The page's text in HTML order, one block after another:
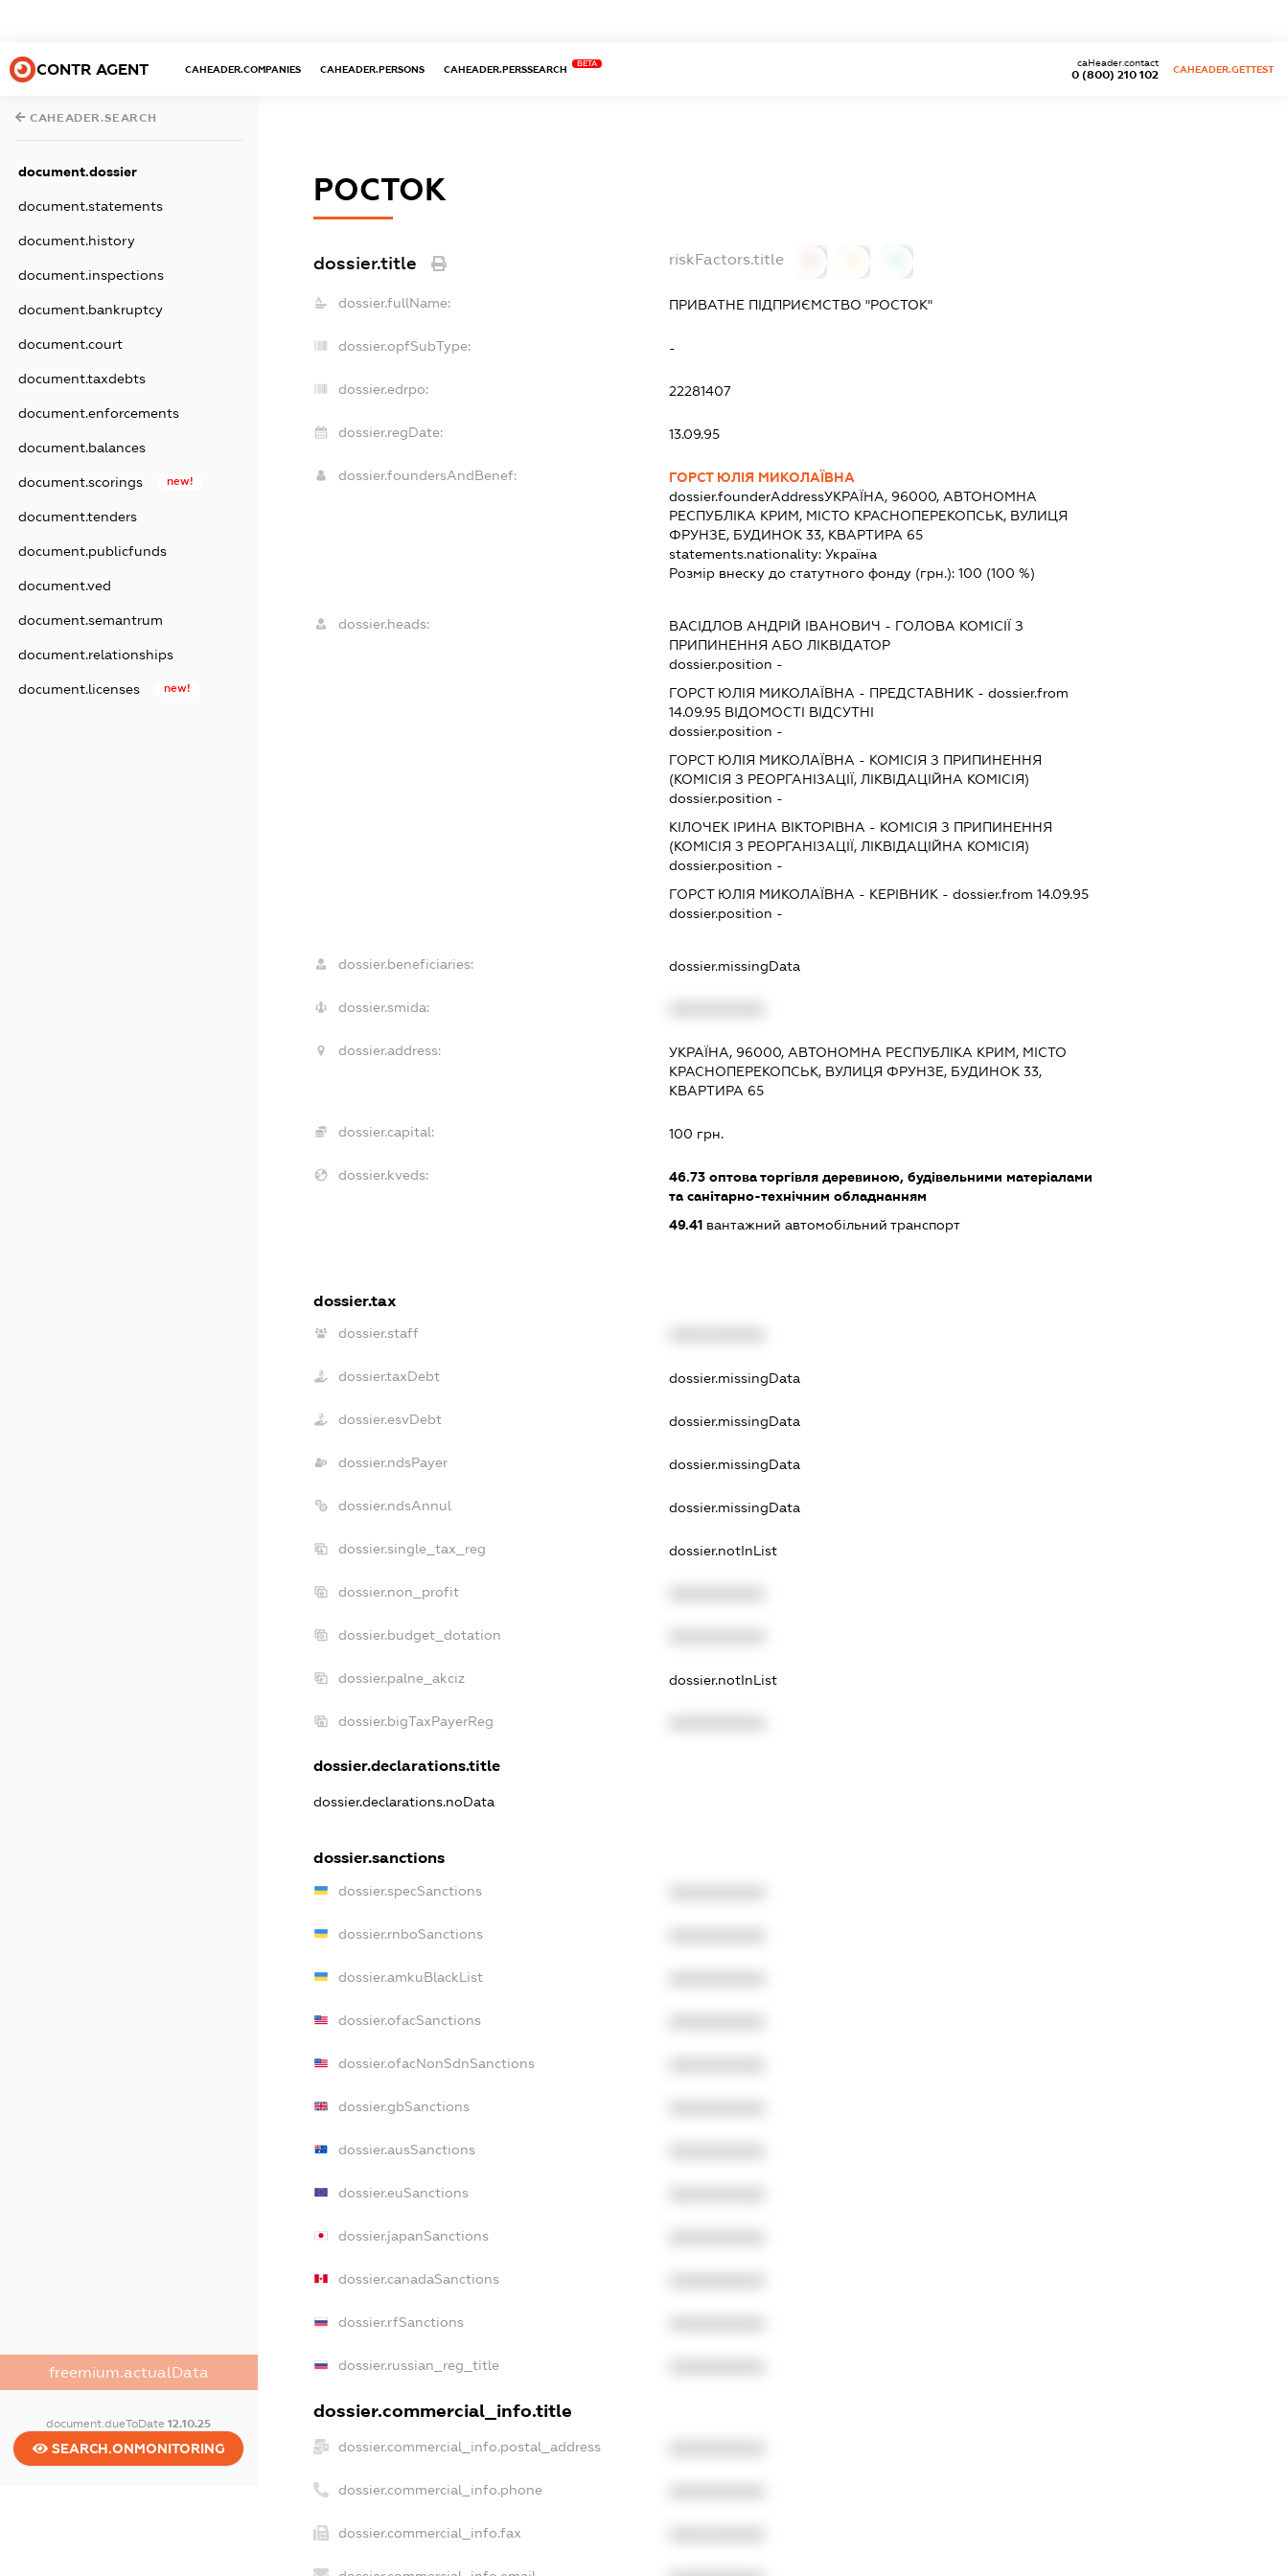
CONTR AGENT CAHEADER.COMPANIES CAHEADER.PERSONS CAHEADER.PERSSEARCH
BETA
0 (800) 210 102
caHeader.contact
CAHEADER.GETTEST
CAHEADER.SEARCH
document.dossier
document.statements
document.history
document.inspections
document.bankruptcy
document.court
document.taxdebts
document.enforcements
document.balances
document.scorings new!
document.tenders
document.publicfunds
document.ved
document.semantrum
document.relationships
document.licenses new!
freemium.actualData
document.dueToDate12.10.25
SEARCH.ONMONITORING
РОСТОК
dossier.title riskFactors.title
dossier.fullName: ПРИВАТНЕ ПІДПРИЄМСТВО "РОСТОК"
dossier.opfSubType: -
dossier.edrpo: 22281407
dossier.regDate: 13.09.95
dossier.foundersAndBenef:
ГОРСТ ЮЛІЯ МИКОЛАЇВНА
dossier.founderAddressУКРАЇНА, 96000, АВТОНОМНА
РЕСПУБЛІКА КРИМ, МІСТО КРАСНОПЕРЕКОПСЬК, ВУЛИЦЯ
ФРУНЗЕ, БУДИНОК 33, КВАРТИРА 65
statements.nationality:Україна
Розмір внеску до статутного фонду (грн.):100 (100 %)
dossier.heads: ВАСІДЛОВ АНДРІЙ ІВАНОВИЧ - ГОЛОВА КОМІСІЇ З
ПРИПИНЕННЯ АБО ЛІКВІДАТОР
dossier.position -
ГОРСТ ЮЛІЯ МИКОЛАЇВНА - ПРЕДСТАВНИК - dossier.from
14.09.95 ВІДОМОСТІ ВІДСУТНІ
dossier.position -
ГОРСТ ЮЛІЯ МИКОЛАЇВНА - КОМІСІЯ З ПРИПИНЕННЯ
(КОМІСІЯ З РЕОРГАНІЗАЦІЇ, ЛІКВІДАЦІЙНА КОМІСІЯ)
dossier.position -
КІЛОЧЕК ІРИНА ВІКТОРІВНА - КОМІСІЯ З ПРИПИНЕННЯ
(КОМІСІЯ З РЕОРГАНІЗАЦІЇ, ЛІКВІДАЦІЙНА КОМІСІЯ)
dossier.position -
ГОРСТ ЮЛІЯ МИКОЛАЇВНА - КЕРІВНИК - dossier.from 14.09.95
dossier.position -
dossier.beneficiaries: dossier.missingData
dossier.smida:
dossier.address:
УКРАЇНА, 96000, АВТОНОМНА РЕСПУБЛІКА КРИМ, МІСТО
КРАСНОПЕРЕКОПСЬК, ВУЛИЦЯ ФРУНЗЕ, БУДИНОК 33,
КВАРТИРА 65
dossier.capital: 100 грн.
dossier.kveds: 46.73 оптова торгівля деревиною, будівельними матеріалами
та санітарно-технічним обладнанням
49.41 вантажний автомобільний транспорт
dossier.tax
dossier.staff
dossier.taxDebt dossier.missingData
dossier.esvDebt dossier.missingData
dossier.ndsPayer dossier.missingData
dossier.ndsAnnul dossier.missingData
dossier.single_tax_reg dossier.notInList
dossier.non_profit
dossier.budget_dotation
dossier.palne_akciz dossier.notInList
dossier.bigTaxPayerReg
dossier.declarations.title
dossier.declarations.noData
dossier.sanctions
dossier.specSanctions
dossier.rnboSanctions
dossier.amkuBlackList
dossier.ofacSanctions
dossier.ofacNonSdnSanctions
dossier.gbSanctions
dossier.ausSanctions
dossier.euSanctions
dossier.japanSanctions
dossier.canadaSanctions
dossier.rfSanctions
dossier.russian_reg_title
dossier.commercial_info.title
dossier.commercial_info.postal_address
dossier.commercial_info.phone
dossier.commercial_info.fax